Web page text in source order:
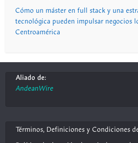
Cómo un máster en full stack y una
tecnológica pueden impulsar negocios
Centroamérica
Aliado de:
AndeanWire
Términos, Definiciones y Condiciones